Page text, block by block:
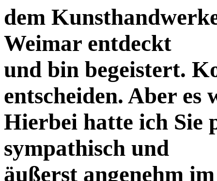
dem
Weimar entdeckt
und bin begeistert.
entscheiden. Aber
Hierbei hatte ich Sie
sympathisch und
äußerst angenehm